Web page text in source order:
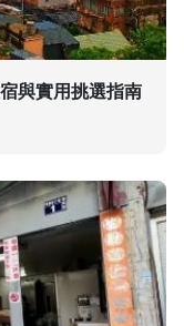
與實用挑選指南